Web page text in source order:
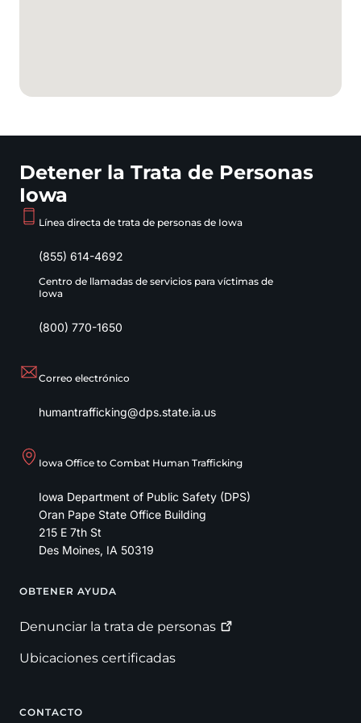
Detener la Trata de Personas
Iowa
Línea directa de trata de personas de Iowa
(855) 614-4692
Centro de llamadas de servicios para víctimas de
Iowa
(800) 770-1650
Correo electrónico
humantrafficking@dps.state.ia.us
Iowa Office to Combat Human Trafficking
Iowa Department of Public Safety (DPS)
Oran Pape State Office Building
215 E 7th St
Des Moines, IA 50319
Footer
OBTENER AYUDA
Denunciar la trata de personas
Ubicaciones certificadas
CONTACTO